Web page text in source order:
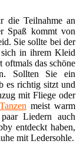
die Teilnahme an
Spaß kommt von
Sie sollte bei der
sich in ihrem Kleid
oftmals das schöne
Sollten Sie ein
es richtig sitzt und
mit Fliege oder
Tanzen meist warm
Liedern auch
entdeckt haben,
mit Ledersohle.